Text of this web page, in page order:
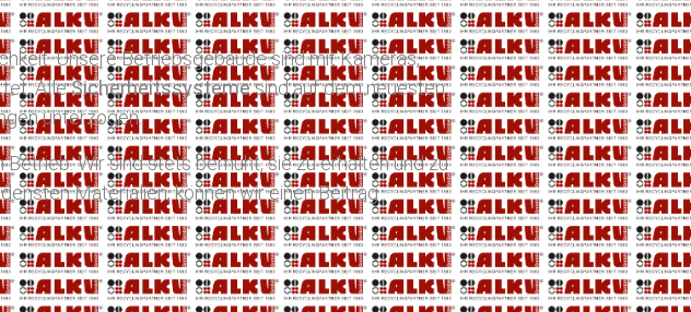
Unsere Betriebsgebäude sind mit Kameras,
AlleSicherheitssystemesind auf dem neuesten
unterzogen.
Wir sind stets bemüht, sie zu erhalten und zu
Materialien, können wir einen Beitrag